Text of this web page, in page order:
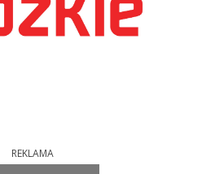
REKLAMA